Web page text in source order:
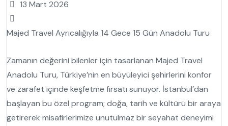
13 Mart 2026
Majed Travel Ayrıcalığıyla 14 Gece 15 Gün Anadolu Turu
Zamanın değerini bilenler için tasarlanan Majed Travel
Anadolu Turu, Türkiye’nin en büyüleyici şehirlerini konfor
ve zarafet içinde keşfetme fırsatı sunuyor. İstanbul’dan
başlayan bu özel program; doğa, tarih ve kültürü bir araya
getirerek misafirlerimize unutulmaz bir seyahat deneyimi